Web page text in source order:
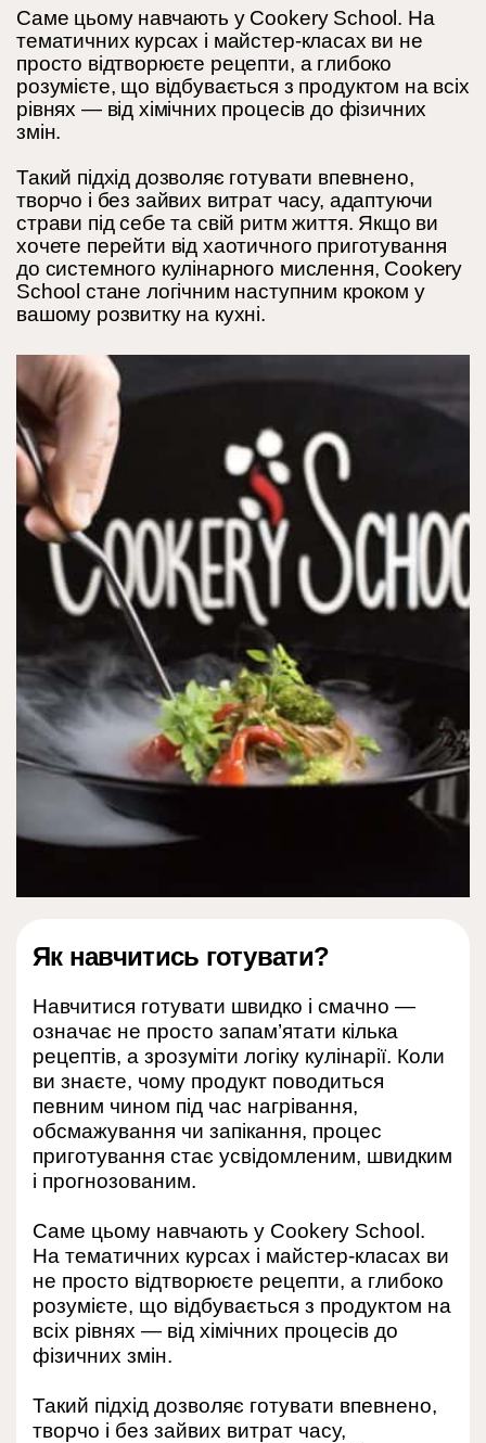
Саме цьому навчають у Cookery School. На
тематичних курсах і майстер-класах ви не
просто відтворюєте рецепти, а глибоко
розумієте, що відбувається з продуктом на всіх
рівнях — від хімічних процесів до фізичних
змін.
Такий підхід дозволяє готувати впевнено,
творчо і без зайвих витрат часу, адаптуючи
страви під себе та свій ритм життя. Якщо ви
хочете перейти від хаотичного приготування
до системного кулінарного мислення, Cookery
School стане логічним наступним кроком у
вашому розвитку на кухні.
Як навчитись готувати?
Навчитися готувати швидко і смачно —
означає не просто запам’ятати кілька
рецептів, а зрозуміти логіку кулінарії. Коли
ви знаєте, чому продукт поводиться
певним чином під час нагрівання,
обсмажування чи запікання, процес
приготування стає усвідомленим, швидким
і прогнозованим.
Саме цьому навчають у Cookery School.
На тематичних курсах і майстер-класах ви
не просто відтворюєте рецепти, а глибоко
розумієте, що відбувається з продуктом на
всіх рівнях — від хімічних процесів до
фізичних змін.
Такий підхід дозволяє готувати впевнено,
творчо і без зайвих витрат часу,